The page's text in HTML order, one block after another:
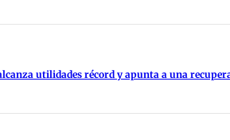
utilidades récord y apunta a una